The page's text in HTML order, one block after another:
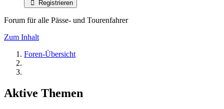
Registrieren
Forum für alle Pässe- und Tourenfahrer
Zum Inhalt
Foren-Übersicht
Aktive Themen